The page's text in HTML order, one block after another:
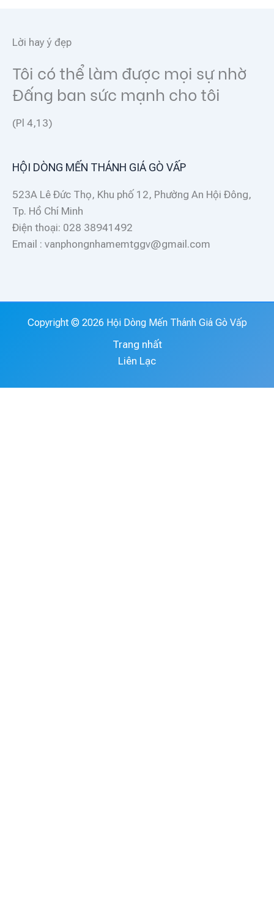
Lời hay ý đẹp
Tôi có thể làm được mọi sự nhờ
Đấng ban sức mạnh cho tôi
(Pl 4,13)
HỘI DÒNG MẾN THÁNH GIÁ GÒ VẤP
523A Lê Đức Thọ, Khu phố 12, Phường An Hội Đông,
Tp. Hồ Chí Minh
Điện thoại: 028 38941492
Email : vanphongnhamemtggv@gmail.com
Copyright © 2026 Hội Dòng Mến Thánh Giá Gò Vấp
Trang nhất
Liên Lạc